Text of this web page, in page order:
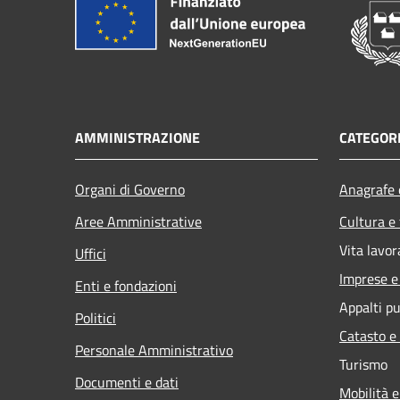
AMMINISTRAZIONE
Organi di Governo
Aree Amministrative
Uffici
Enti e fondazioni
Politici
Personale Amministrativo
Documenti e dati
Cultura
Vita
Imprese
Appalti
Catasto
Turismo
Mobilità